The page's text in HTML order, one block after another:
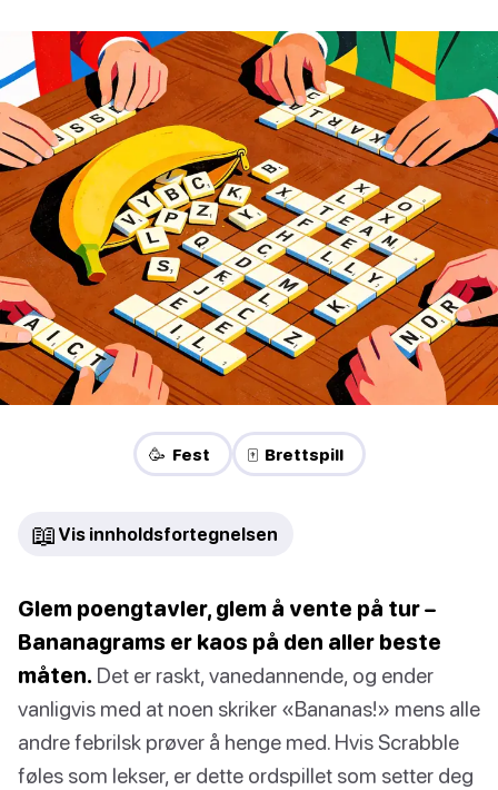
🥳 Fest 🀄 Brettspill
📖 Vis innholdsfortegnelsen
Glem poengtavler, glem å vente på tur –
Bananagrams er kaos på den aller beste
måten. Det er raskt, vanedannende, og ender
vanligvis med at noen skriker «Bananas!» mens alle
andre febrilsk prøver å henge med. Hvis Scrabble
føles som lekser, er dette ordspillet som setter deg